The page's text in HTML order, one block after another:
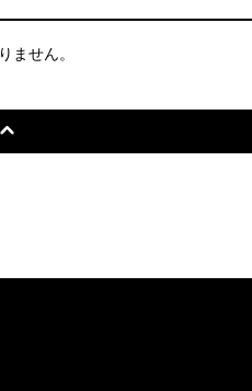
ません。